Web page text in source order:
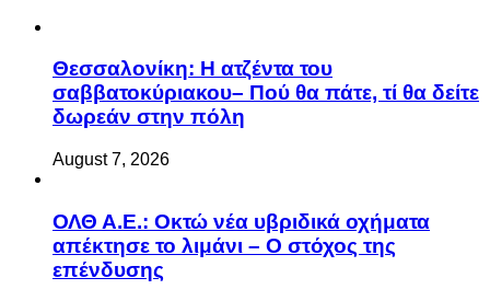
Θεσσαλονίκη: Η ατζέντα του
σαββατοκύριακου– Πού θα πάτε, τί θα δείτε
δωρεάν στην πόλη
August 7, 2026
ΟΛΘ Α.Ε.: Οκτώ νέα υβριδικά οχήματα
απέκτησε το λιμάνι – Ο στόχος της
επένδυσης